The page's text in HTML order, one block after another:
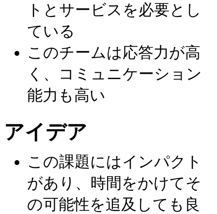
トとサービスを必要とし
ている
このチームは応答力が高
く、コミュニケーション
能力も高い
アイデア
この課題にはインパクト
があり、時間をかけてそ
の可能性を追及しても良